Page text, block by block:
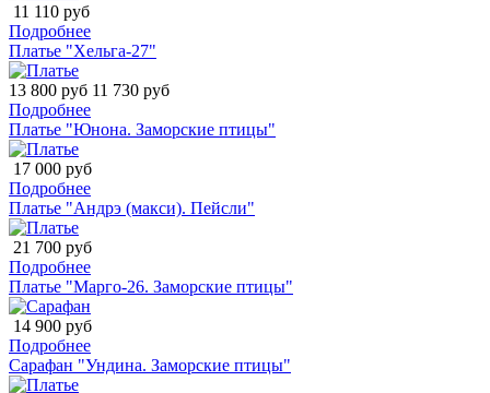
11 110 руб
Подробнее
Платье "Хельга-27"
13 800 руб 11 730 руб
Подробнее
Платье "Юнона. Заморские птицы"
17 000 руб
Подробнее
Платье "Андрэ (макси). Пейсли"
21 700 руб
Подробнее
Платье "Марго-26. Заморские птицы"
14 900 руб
Подробнее
Сарафан "Ундина. Заморские птицы"